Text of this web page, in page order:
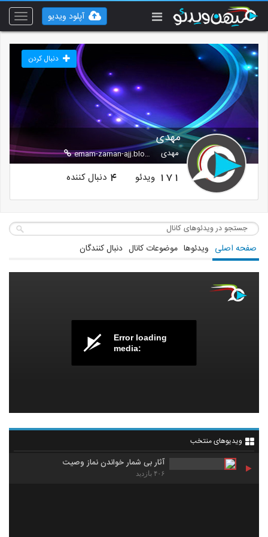
Toggle
آپلود ویدیو
مهدی
مهدی emam-zaman-ajj.blogfa.com
دنبال کردن
171 ویدئو 4 دنبال کننده
صفحه اصلی ویدئوها موضوعات کانال دنبال کنندگان
Error loading
media:
ویدیوهای منتخب
آثار بی شمار خواندن نماز وصیت
۴۰۶ بازدید